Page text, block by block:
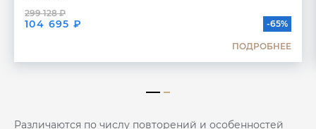
104 695 ₽
299 128 ₽
-65%
ПОДРОБНЕЕ
Различаются по числу повторений и особенностей